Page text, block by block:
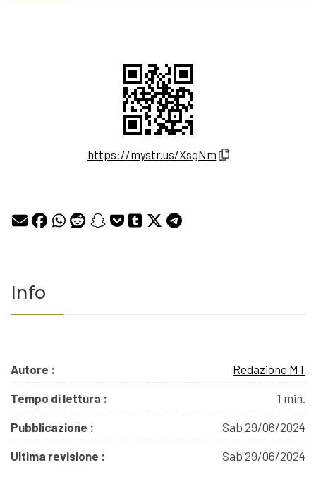
https://mystr.us/XsgNm
Info
Autore : Redazione MT
Tempo di lettura : 1 min.
Pubblicazione : Sab 29/06/2024
Ultima revisione : Sab 29/06/2024